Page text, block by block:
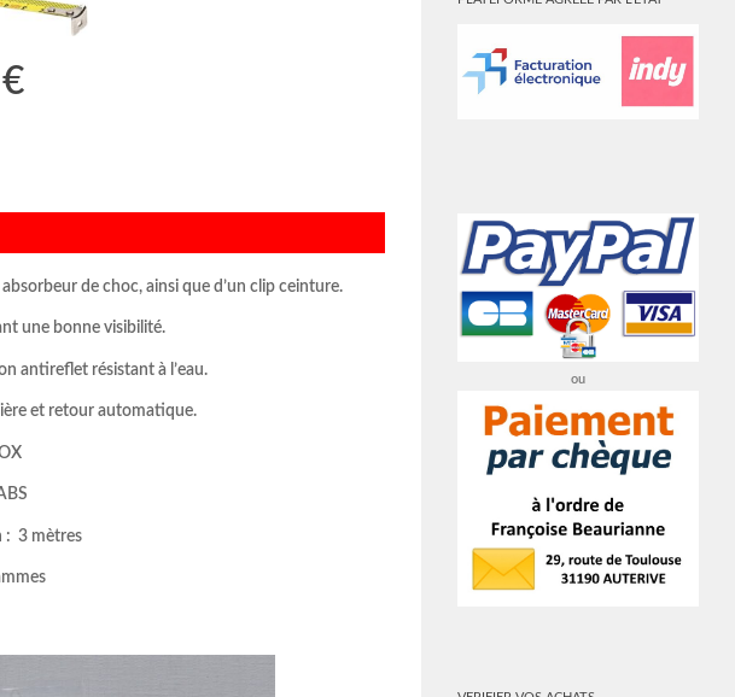
de choc, ainsi que d’un clip ceinture.
une bonne visibilité.
antireflet résistant à l’eau.
et retour automatique.
: 3 mètres
ou